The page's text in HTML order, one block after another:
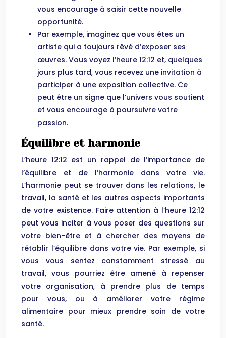
vous encourage à saisir cette nouvelle
opportunité.
Par exemple, imaginez que vous êtes un
artiste qui a toujours rêvé d’exposer ses
œuvres. Vous voyez l’heure 12:12 et, quelques
jours plus tard, vous recevez une invitation à
participer à une exposition collective. Ce
peut être un signe que l’univers vous soutient
et vous encourage à poursuivre votre
passion.
Équilibre et harmonie
L’heure 12:12 est un rappel de l’importance de
l’équilibre et de l’harmonie dans votre vie.
L’harmonie peut se trouver dans les relations, le
travail, la santé et les autres aspects importants
de votre existence. Faire attention à l’heure 12:12
peut vous inciter à vous poser des questions sur
votre bien-être et à chercher des moyens de
rétablir l’équilibre dans votre vie. Par exemple, si
vous vous sentez constamment stressé au
travail, vous pourriez être amené à repenser
votre organisation, à prendre plus de temps
pour vous, ou à améliorer votre régime
alimentaire pour mieux prendre soin de votre
santé.